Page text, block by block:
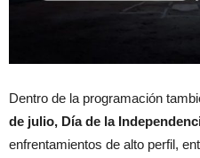
Dentro de la programación
de julio, Día de la
enfrentamientos de alto perfil,